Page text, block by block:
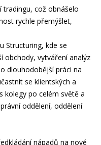
tradingu, což obnášelo
rychle přemýšlet,
Structuring, kde se
obchody, vytváření analýz
dlouhodobější práci na
se klientských a
kolegy po celém světě a
oddělení, oddělení
nápadů na nové